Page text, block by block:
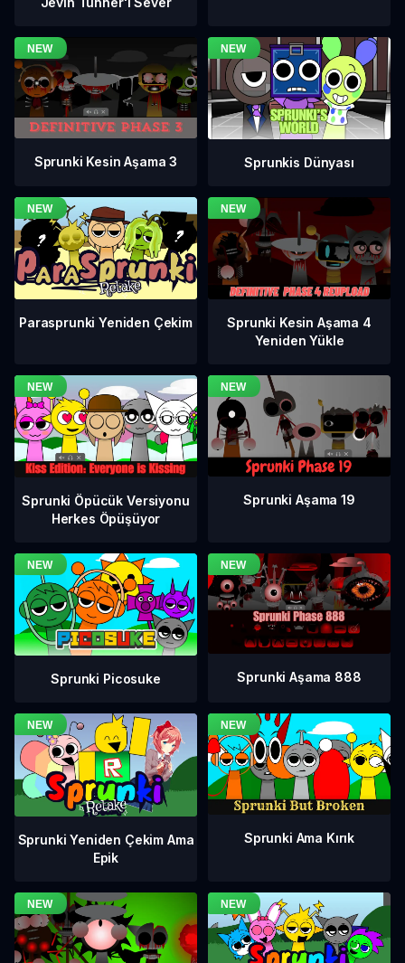
Sprunki Kesin Aşama 3 Sprunkis Dünyası
Parasprunki Yeniden Çekim
Sprunki Kesin Aşama 4
Yeniden Yükle
Sprunki Öpücük Versiyonu
Herkes Öpüşüyor
Sprunki Aşama 19
Sprunki Picosuke Sprunki Aşama 888
Sprunki Yeniden Çekim Ama
Epik
Sprunki Ama Kırık